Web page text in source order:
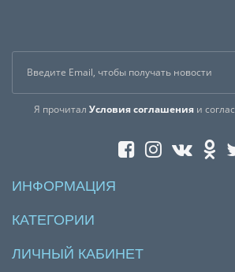
Я прочитал Условия соглашенияи
ИНФОРМАЦИЯ
КАТЕГОРИИ
ЛИЧНЫЙ КАБИНЕТ